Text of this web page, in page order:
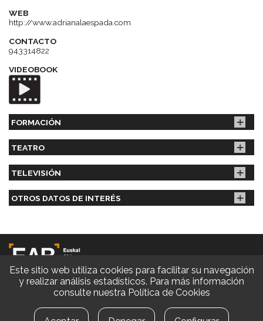
WEB
http://www.adrianalaespada.com
CONTACTO
943314822
VIDEOBOOK
FORMACIÓN
TEATRO
TELEVISIÓN
OTROS DATOS DE INTERÉS
Aviso legal
Política de privacidad
Este sitio web utiliza cookies para facilitar su navegación
y realizar análisis estadísticos. Para más información
consulte nuestra Política de Cookies